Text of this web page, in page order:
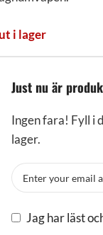
i lager
Just nu är
Ingen fara! Fyll i
lager.
Jag har läst